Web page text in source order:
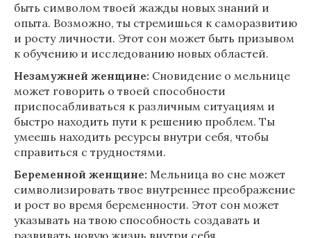
быть символом твоей жажды новых знаний и
опыта. Возможно, ты стремишься к саморазвитию
и росту личности. Этот сон может быть призывом
к обучению и исследованию новых областей.
Незамужней женщине: Сновидение о мельнице
может говорить о твоей способности
приспосабливаться к различным ситуациям и
быстро находить пути к решению проблем. Ты
умеешь находить ресурсы внутри себя, чтобы
справиться с трудностями.
Беременной женщине: Мельница во сне может
символизировать твое внутреннее преображение
и рост во время беременности. Этот сон может
указывать на твою способность создавать и
развивать новую жизнь внутри себя.